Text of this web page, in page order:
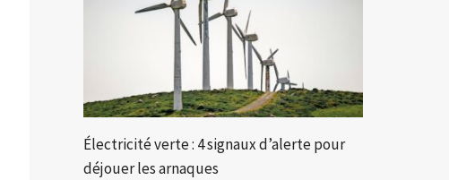
Électricité verte : 4 signaux d’alerte pour
déjouer les arnaques